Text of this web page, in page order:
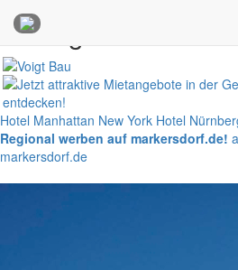
Anzeigen
Hotel Manhattan New York Hotel
Regional werben auf markersdorf.de!
markersdorf.de